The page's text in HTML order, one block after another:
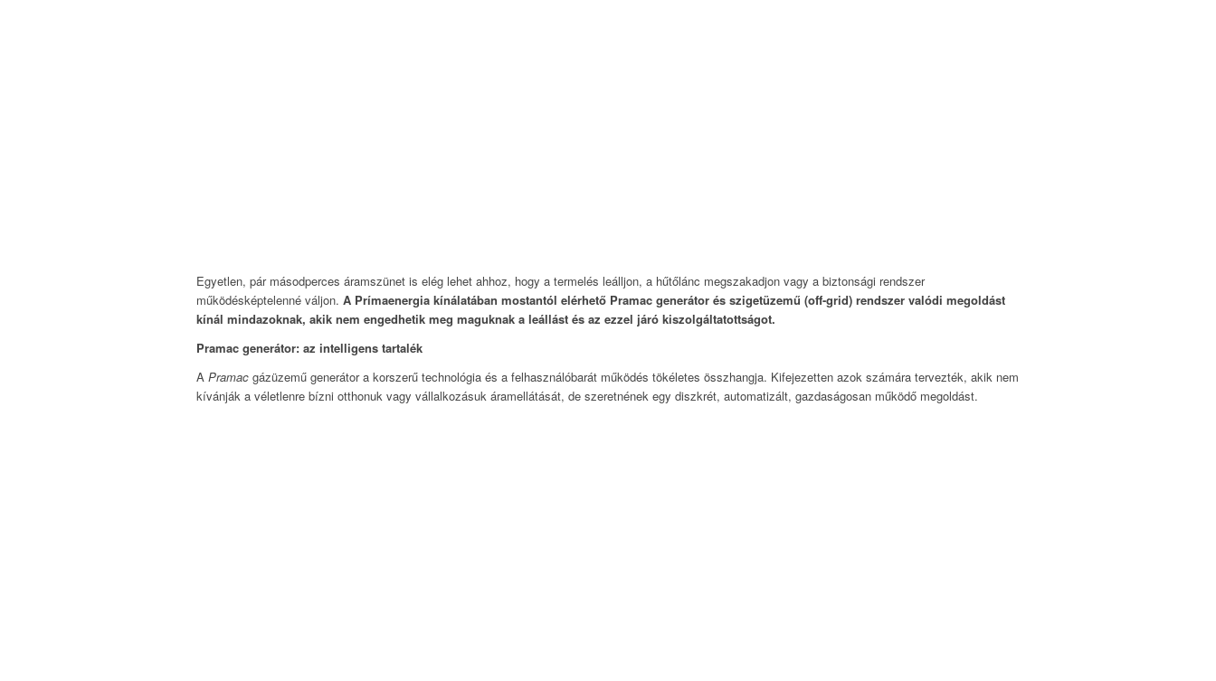
Egyetlen, pár másodperces áramszünet is elég lehet ahhoz, hogy a termelés leálljon, a hűtőlánc megszakadjon vagy a biztonsági rendszer
működésképtelenné váljon. A Prímaenergia kínálatában mostantól elérhető Pramac generátor és szigetüzemű (off-grid) rendszer valódi megoldást
kínál mindazoknak, akik nem engedhetik meg maguknak a leállást és az ezzel járó kiszolgáltatottságot.
Pramac generátor: az intelligens tartalék
A Pramac gázüzemű generátor a korszerű technológia és a felhasználóbarát működés tökéletes összhangja. Kifejezetten azok számára tervezték, akik nem
kívánják a véletlenre bízni otthonuk vagy vállalkozásuk áramellátását, de szeretnének egy diszkrét, automatizált, gazdaságosan működő megoldást.